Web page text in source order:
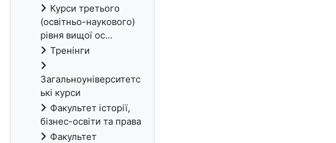
Курси третього
(освітньо-наукового)
рівня вищої ос...
Тренінги
Загальноуніверситетс
ькі курси
Факультет історії,
бізнес-освіти та права
Факультет